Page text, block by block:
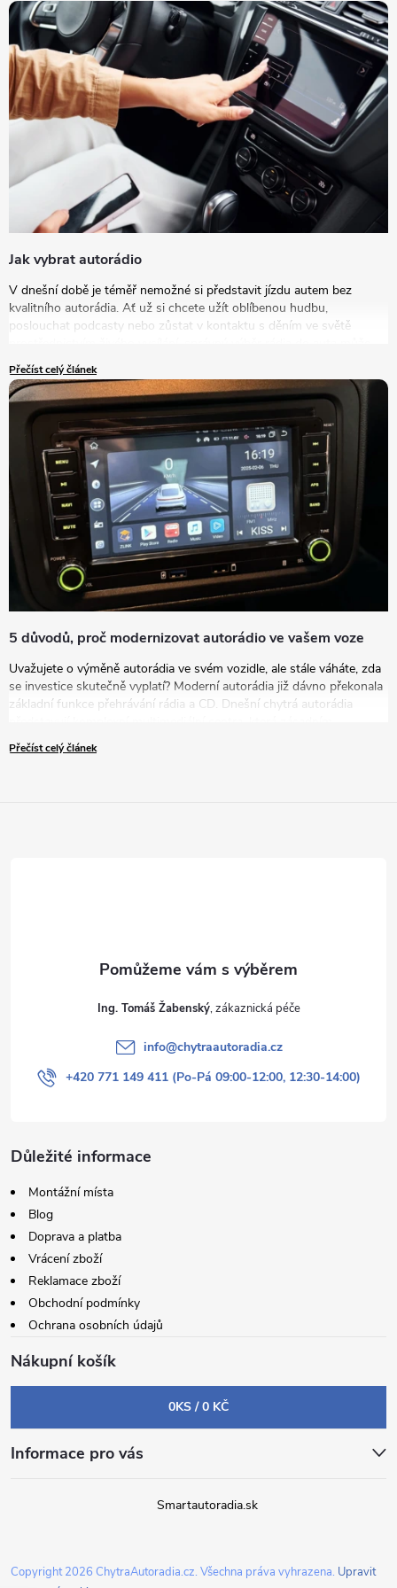
Jak vybrat autorádio
V dnešní době je téměř nemožné si představit jízdu autem bez
kvalitního autorádia. Ať už si chcete užít oblíbenou hudbu,
poslouchat podcasty nebo zůstat v kontaktu s děním ve světě
výrazně zlepšit vaše zážitky na cestách. V tomto článku se podrobně
podíváme na to, jak vybrat autorádio, které bude nejlépe vyhovovat
vašim potřebám a představám.
Přečíst celý článek
5 důvodů, proč modernizovat autorádio ve vašem voze
Uvažujete o výměně autorádia ve svém vozidle, ale stále váháte, zda
se investice skutečně vyplatí? Moderní autorádia již dávno překonala
základní funkce přehrávání rádia a CD. Dnešní chytrá autorádia
způsobem zvyšují komfort, bezpečnost i zábavu během každé jízdy.
V tomto článku vám představíme pět přesvědčivých důvodů, proč
Přečíst celý článek
Ing. Tomáš Žabenský
info@chytraautoradia.cz
+420 771 149 411 (Po-Pá 09:00-12:00, 12:30-14:00)
Důležité informace
Montážní místa
Blog
Doprava a platba
Vrácení zboží
Reklamace zboží
Obchodní podmínky
Ochrana osobních údajů
Nákupní košík
0KS /0 KČ
Informace pro vás
Smartautoradia.sk
Copyright 2026 ChytraAutoradia.cz. Všechna práva vyhrazena. Upravit